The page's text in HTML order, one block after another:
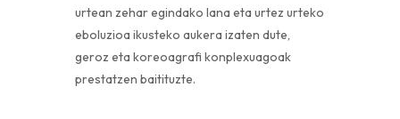
urtean zehar egindako lana eta urtez urteko
eboluzioa ikusteko aukera izaten dute,
geroz eta koreoagrafi konplexuagoak
prestatzen baitituzte.